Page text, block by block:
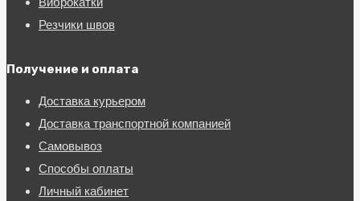
Резчики швов
Получение и оплата
Доставка курьером
Доставка транспортной компанией
Самовывоз
Способы оплаты
Личный кабинет